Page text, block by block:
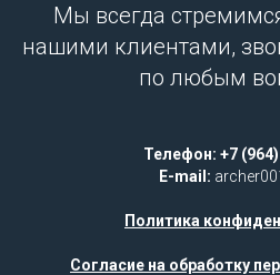
Мы всегда
нашими клиентами,
по любым
Телефон: +7
E-mail:
Политика
Согласие на обработку